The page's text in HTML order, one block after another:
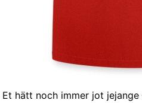
Et hätt noch immer jot jejange